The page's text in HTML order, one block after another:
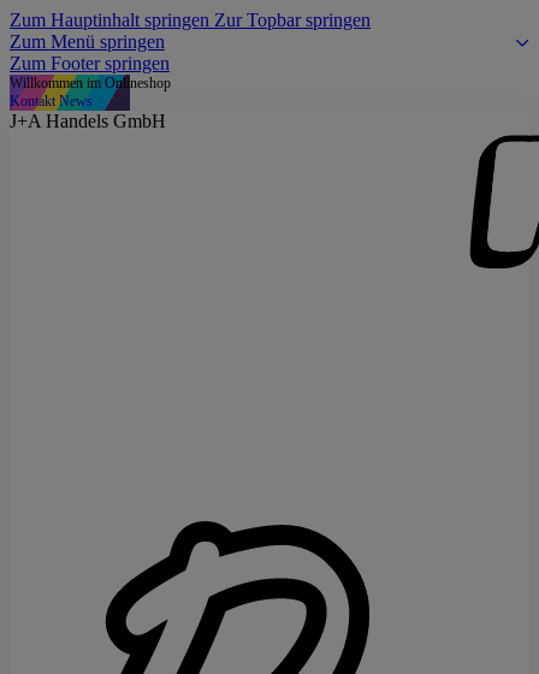
Zum Hauptinhalt springen Zur Topbar springen
Zum Menü springen
Zum Footer springen
Willkommen im Onlineshop
Kontakt News
J+A Handels GmbH